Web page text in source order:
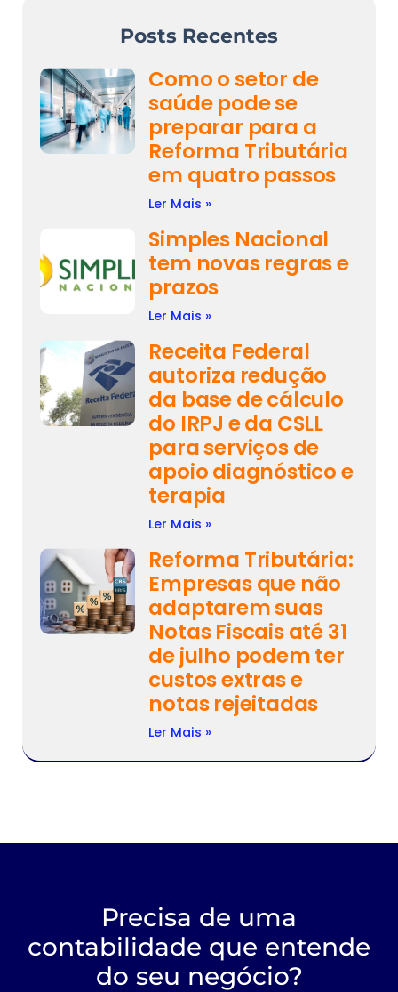
Posts Recentes
Como o setor de
saúde pode se
preparar para a
Reforma Tributária
em quatro passos
Ler Mais »
Simples Nacional
tem novas regras e
prazos
Ler Mais »
Receita Federal
autoriza redução
da base de cálculo
do IRPJ e da CSLL
para serviços de
apoio diagnóstico e
terapia
Ler Mais »
Reforma Tributária:
Empresas que não
adaptarem suas
Notas Fiscais até 31
de julho podem ter
custos extras e
notas rejeitadas
Ler Mais »
Precisa de uma
contabilidade que entende
do seu negócio?